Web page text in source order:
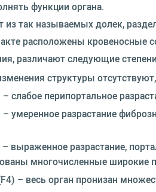
функции органа.
из так называемых долек,
расположены кровеносные
различают следующие
структуры
– слабое перипортальное
– умеренное разрастание
– выраженное разрастание,
многочисленные широкие
– весь орган пронизан